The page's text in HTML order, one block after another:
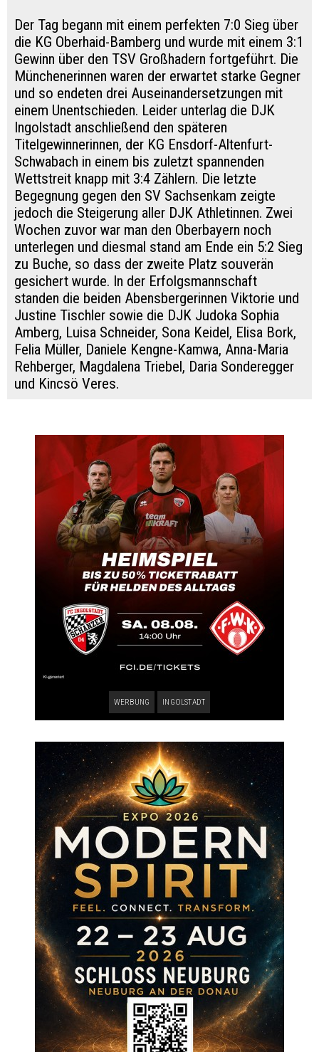
Der Tag begann mit einem perfekten 7:0 Sieg über
die KG Oberhaid-Bamberg und wurde mit einem 3:1
Gewinn über den TSV Großhadern fortgeführt. Die
Münchenerinnen waren der erwartet starke Gegner
und so endeten drei Auseinandersetzungen mit
einem Unentschieden. Leider unterlag die DJK
Ingolstadt anschließend den späteren
Titelgewinnerinnen, der KG Ensdorf-Altenfurt-
Schwabach in einem bis zuletzt spannenden
Wettstreit knapp mit 3:4 Zählern. Die letzte
Begegnung gegen den SV Sachsenkam zeigte
jedoch die Steigerung aller DJK Athletinnen. Zwei
Wochen zuvor war man den Oberbayern noch
unterlegen und diesmal stand am Ende ein 5:2 Sieg
zu Buche, so dass der zweite Platz souverän
gesichert wurde. In der Erfolgsmannschaft
standen die beiden Abensbergerinnen Viktorie und
Justine Tischler sowie die DJK Judoka Sophia
Amberg, Luisa Schneider, Sona Keidel, Elisa Bork,
Felia Müller, Daniele Kengne-Kamwa, Anna-Maria
Rehberger, Magdalena Triebel, Daria Sonderegger
und Kincsö Veres.
WERBUNG INGOLSTADT